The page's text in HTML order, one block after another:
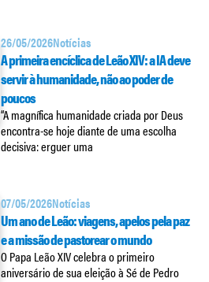
26/05/2026Notícias
A primeira encíclica de Leão XIV: a IA deve
servir à humanidade, não ao poder de
poucos
“A magnífica humanidade criada por Deus
encontra-se hoje diante de uma escolha
decisiva: erguer uma
07/05/2026Notícias
Um ano de Leão: viagens, apelos pela paz
e a missão de pastorear o mundo
O Papa Leão XIV celebra o primeiro
aniversário de sua eleição à Sé de Pedro